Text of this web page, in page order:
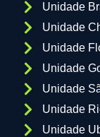
Unidade
Unidade
Unidade
Unidade
Unidade
Unidade
Unidade